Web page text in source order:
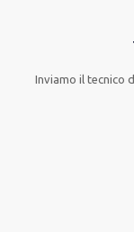
Inviamo il tecnico